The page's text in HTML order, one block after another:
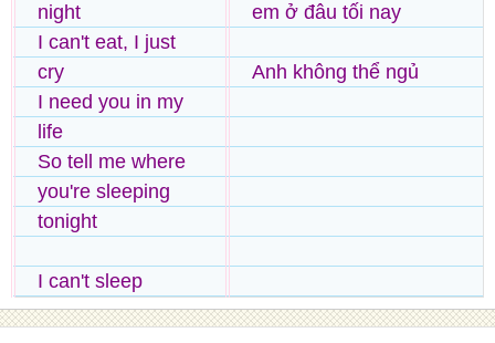
night
I can't eat, I just
cry
I need you in my
life
So tell me where
you're sleeping
tonight
I can't sleep
em ở đâu tối nay
Anh không thể ngủ